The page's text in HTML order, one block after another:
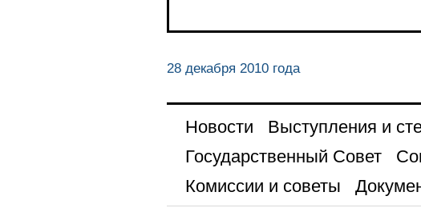
28 декабря 2010 года
Новости Выступления и
Государственный Совет
Комиссии и советы